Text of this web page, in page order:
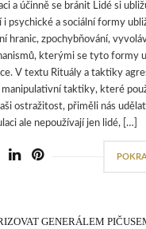
a účinně se bránit Lidé si
psychické a sociální formy
hranic, zpochybňování,
kterými se tyto formy
V textu Rituály a taktiky
taktiky, které
ostražitost, přiměli nás
ale nepoužívají jen lidé, […]
GENERÁLEM